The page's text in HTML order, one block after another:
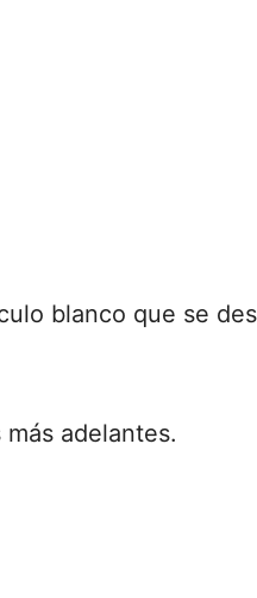
blanco que se
adelantes.